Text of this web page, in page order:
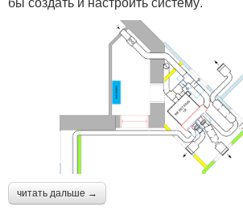
читать дальше →